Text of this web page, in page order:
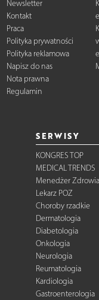
Newsletter
Kontakt
Praca
Polityka prywatności
Polityka reklamowa
Napisz do nas
Nota prawna
Regulamin
SERWISY
KONGRES TOP
MEDICAL TRENDS
Menedżer Zdrowia
Lekarz POZ
Choroby rzadkie
Dermatologia
Diabetologia
Onkologia
Neurologia
Reumatologia
Kardiologia
Gastroenterologia